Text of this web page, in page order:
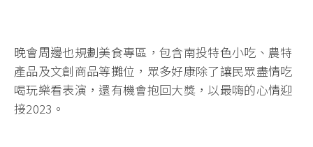
晚會周邊也規劃美食專區，包含南投特色小吃、農特
產品及文創商品等攤位，眾多好康除了讓民眾盡情吃
喝玩樂看表演，還有機會抱回大獎，以最嗨的心情迎
接2023。